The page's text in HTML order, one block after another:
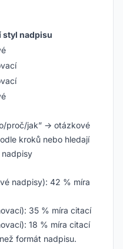
styl nadpisu
proč/jak” → otázkové
kroků nebo hledají
nadpisy): 42 % míra
35 % míra citací
18 % míra citací
formát nadpisu.